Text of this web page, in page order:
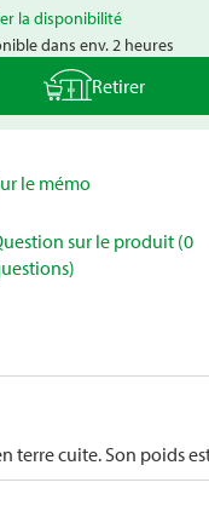
la disponibilité
dans env. 2 heures
Retirer
le mémo
sur le produit (0
terre cuite. Son poids